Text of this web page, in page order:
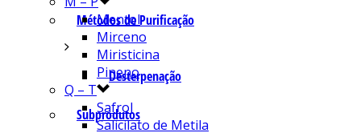
Métodos de Purificação
Desterpenação
Subprodutos
Mentol
Mirceno
Miristicina
Pineno
Q – T
Safrol
Salicilato de Metila